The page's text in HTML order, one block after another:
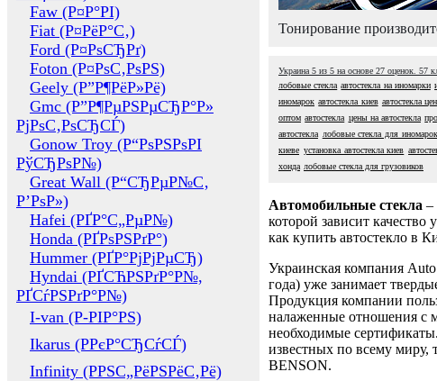
Faw (Р¤Р°РІ)
Fiat (Р¤РёР°С‚)
Ford (Р¤РѕСЂРґ)
Foton (Р¤РѕС‚РѕРЅ)
Geely (Р”Р¶РёР»Рё)
Gmc (Р”Р¶РµРЅРµСЂР°Р»
РјРѕС‚РѕСЂСЃ)
Gonow Troy (Р“РѕРЅРѕРІ
РўСЂРѕР№)
Great Wall (Р“СЂРµР№С‚
Р’РѕР»)
Hafei (РҐР°С„РµР№)
Honda (РҐРѕРЅРґР°)
Hummer (РҐР°РјРјРµСЂ)
Hyndai (РҐСЋРЅРґР°Р№,
РҐСѓРЅРґР°Р№)
I-van (Р-РІР°РЅ)
Ikarus (РРєР°СЂСѓСЃ)
Infinity (РРЅС„РёРЅРёС‚Рё)
Тонирование
Украина 5 из 5 на основе 27 оценок. 57
лобовые стекла автостекла на иномарки
иномарок автостекла киев автостекла
оптом автостекла цены на автостекла
автостекла лобовые стекла для иномарок
киеве установка автостекла киев
хонда лобовые стекла для грузовиков
Автомобильные стекла –
которой зависит
как купить автостекло в
Украинская компания
года) уже занимает
Продукция компании
налаженные отношения с
необходимые
известных по всему миру,
BENSON.